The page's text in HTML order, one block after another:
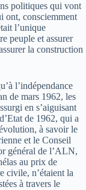
politiques qui vont
ont, consciemment
l’unique
peuple et assurer
la construction
l’indépendance
de mars 1962, les
en s’aiguisant
de 1962, qui a
à savoir le
et le Conseil
général de l’ALN,
au prix de
civile, n’étaient la
à travers le